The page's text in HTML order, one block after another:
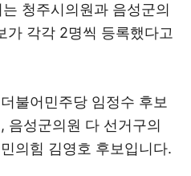
청주시의원과 음성군의
가 각각 2명씩 등록했다고
불어민주당 임정수 후보
음성군의원 다 선거구의
의힘 김영호 후보입니다.